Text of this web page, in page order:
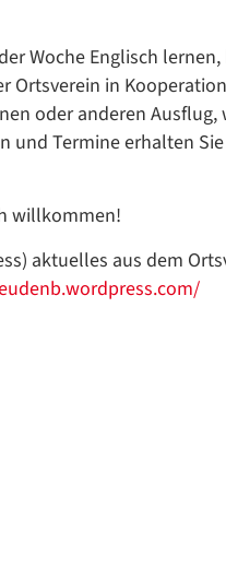
Woche Englisch lernen,
Ortsverein in
oder anderen Ausflug,
Termine erhalten
willkommen!
aktuelles aus dem